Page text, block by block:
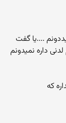
....یا گفت
داره نمیدونم
که